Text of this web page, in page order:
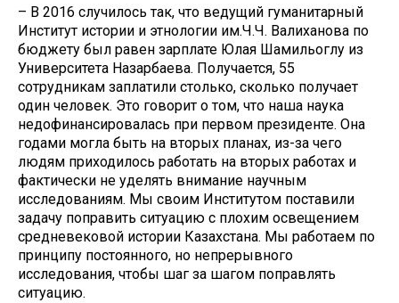
– В 2016 случилось так, что ведущий гуманитарный
Институт истории и этнологии им.Ч.Ч. Валиханова по
бюджету был равен зарплате Юлая Шамильоглу из
Университета Назарбаева. Получается, 55
сотрудникам заплатили столько, сколько получает
один человек. Это говорит о том, что наша наука
недофинансировалась при первом президенте. Она
годами могла быть на вторых планах, из-за чего
людям приходилось работать на вторых работах и
фактически не уделять внимание научным
исследованиям. Мы своим Институтом поставили
задачу поправить ситуацию с плохим освещением
средневековой истории Казахстана. Мы работаем по
принципу постоянного, но непрерывного
исследования, чтобы шаг за шагом поправлять
ситуацию.